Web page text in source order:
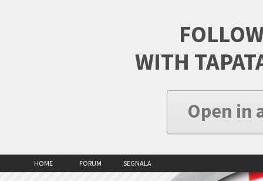
WITH
Open in
HOME FORUM SEGNALA